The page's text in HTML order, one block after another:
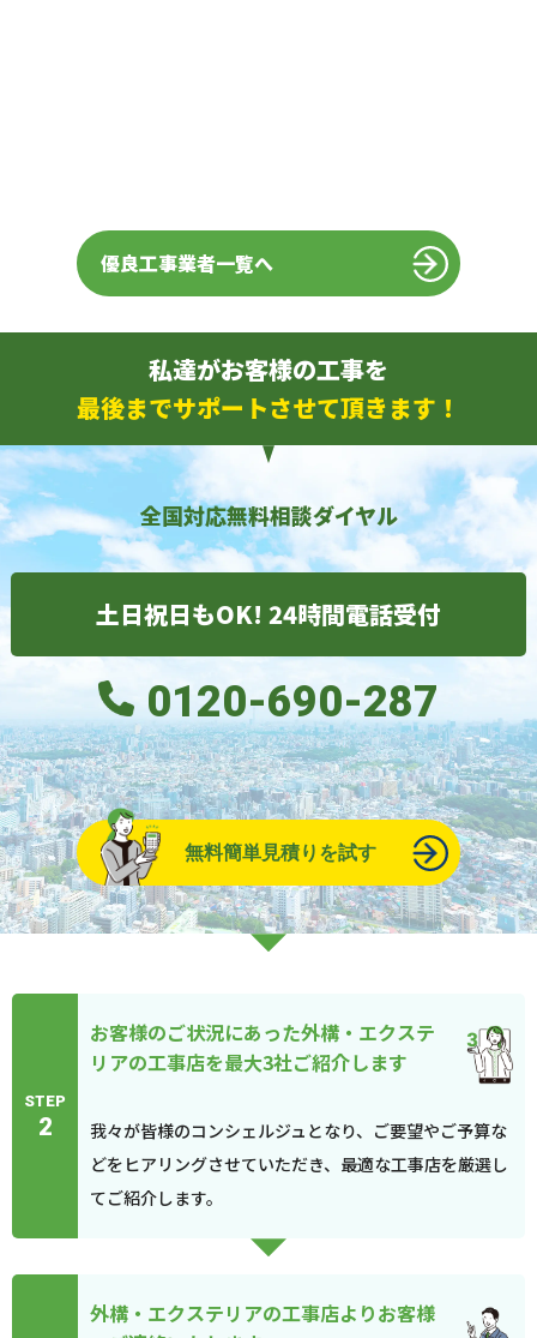
優良工事業者一覧へ
私達がお客様の工事を
最後までサポートさせて頂きます！
全国対応無料相談ダイヤル
土日祝日もOK! 24時間電話受付
0120-690-287
無料簡単見積りを試す
STEP
2
お客様のご状況にあった外構・エクステ
リアの工事店を最大3社ご紹介します
我々が皆様のコンシェルジュとなり、ご要望やご予算な
どをヒアリングさせていただき、最適な工事店を厳選し
てご紹介します。
外構・エクステリアの工事店よりお客様